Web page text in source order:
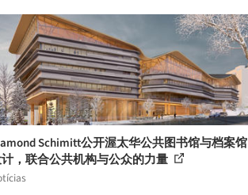
Schimitt公开渥太华公共图书馆与档案馆
，联合公共机构与公众的力量